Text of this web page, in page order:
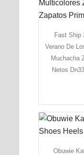
Fast Ship
Verano De
Muchacha
Netos
Obuwie